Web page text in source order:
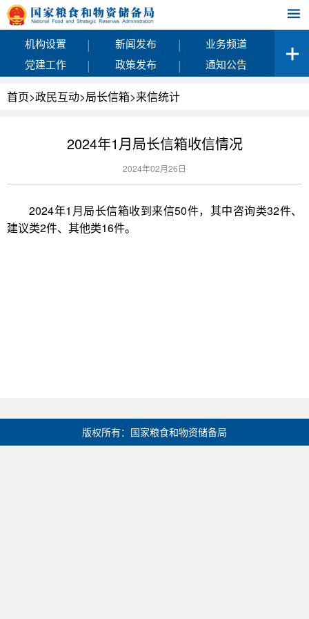
机构设置 | 新闻发布 |
业务频道
党建工作
| 政策发布 | 通知公告
首页>政民互动>局长信箱>来信统计
2024年1月局长信箱收信情况
2024年02月26日
2024年1月局长信箱收到来信50件，其中咨询类32件、
建议类2件、其他类16件。
版权所有：国家粮食和物资储备局